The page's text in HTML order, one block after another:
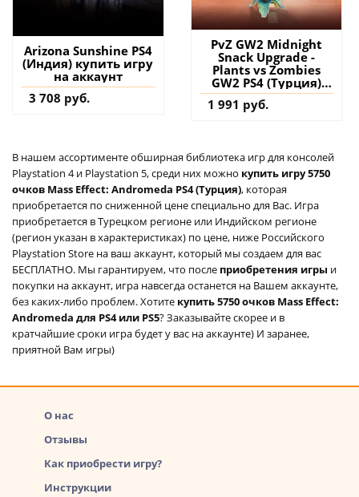
Arizona Sunshine PS4
(Индия) купить игру
на аккаунт
3 708 руб.
PvZ GW2 Midnight
Snack Upgrade -
Plants vs Zombies
GW2 PS4 (Турция)
купить дополнение
на аккаунт
1 991 руб.
В нашем ассортименте обширная библиотека игр для консолей
Playstation 4 и Playstation 5, среди них можно купить игру 5750
очков Mass Effect: Andromeda PS4 (Турция), которая
приобретается по сниженной цене специально для Вас. Игра
приобретается в Турецком регионе или Индийском регионе
(регион указан в характеристиках) по цене, ниже Российского
Playstation Store на ваш аккаунт, который мы создаем для вас
БЕСПЛАТНО. Мы гарантируем, что после приобретения игры и
покупки на аккаунт, игра навсегда останется на Вашем аккаунте,
без каких-либо проблем. Хотите купить 5750 очков Mass Effect:
Andromeda для PS4 или PS5? Заказывайте скорее и в
кратчайшие сроки игра будет у вас на аккаунте) И заранее,
приятной Вам игры)
О нас
Отзывы
Как приобрести игру?
Инструкции